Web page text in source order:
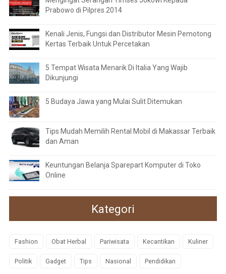
Prabowo di Pilpres 2014
Kenali Jenis, Fungsi dan Distributor Mesin Pemotong
Kertas Terbaik Untuk Percetakan
5 Tempat Wisata Menarik Di Italia Yang Wajib
Dikunjungi
5 Budaya Jawa yang Mulai Sulit Ditemukan
Tips Mudah Memilih Rental Mobil di Makassar Terbaik
dan Aman
Keuntungan Belanja Sparepart Komputer di Toko
Online
Kategori
Fashion Obat Herbal Pariwisata Kecantikan Kuliner
Politik Gadget Tips Nasional Pendidikan